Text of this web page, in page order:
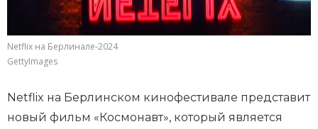
Netflix на Берлинале-2024
GettyImages
Netflix на Берлинском кинофестивале представит
новый фильм «Космонавт», который является